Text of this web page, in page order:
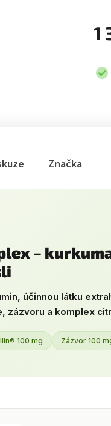
1
Značka
–
účinnou látku
zázvoru a komplex
100 mg Zázvor 100